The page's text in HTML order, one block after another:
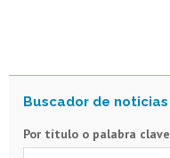
Por título o palabra clave